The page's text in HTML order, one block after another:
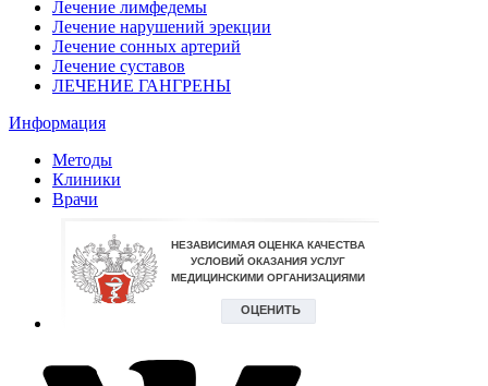
Лечение лимфедемы
Лечение нарушений эрекции
Лечение сонных артерий
Лечение суставов
ЛЕЧЕНИЕ ГАНГРЕНЫ
Информация
Методы
Клиники
Врачи